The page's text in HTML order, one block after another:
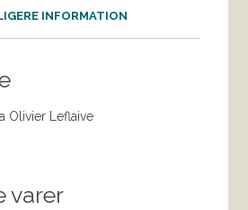
INFORMATION
Olivier Leflaive
varer